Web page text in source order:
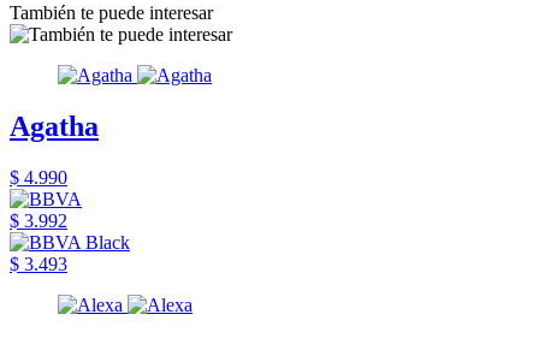
También te puede interesar
Agatha
$ 4.990
$ 3.992
$ 3.493